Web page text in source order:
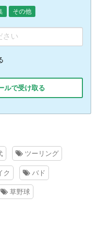
その他
ルで受け取る
ツーリング
ク バド
草野球